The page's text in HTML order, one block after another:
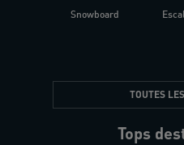
Snowboard
TOUTES
Tops